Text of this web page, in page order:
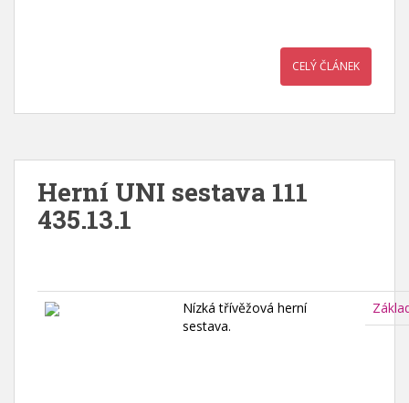
CELÝ ČLÁNEK
Herní UNI sestava 111
435.13.1
Nízká třívěžová herní
sestava.